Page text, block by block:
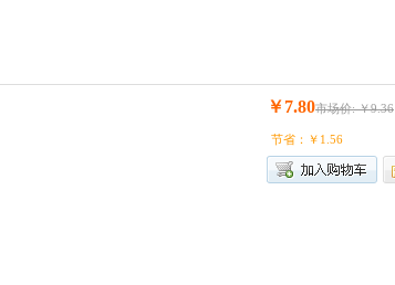
￥7.80市场价: ￥9.36
节省：￥1.56